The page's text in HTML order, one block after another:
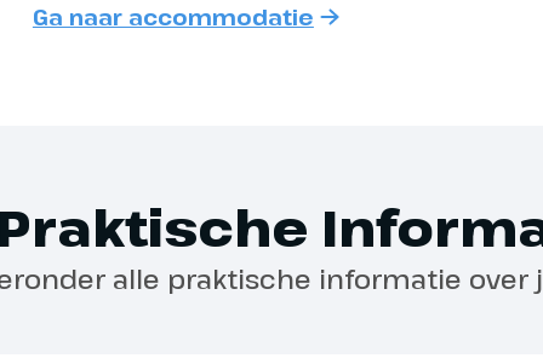
Utrecht naar Saarburg is ca.
Ga naar accommodatie
Praktische
alle praktische informatie over